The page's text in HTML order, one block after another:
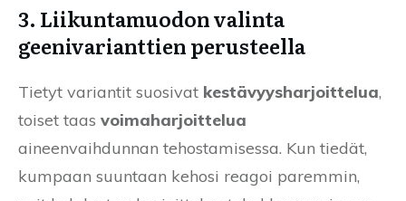
3. Liikuntamuodon valinta
geenivarianttien perusteella
Tietyt variantit suosivat kestävyysharjoittelua,
toiset taas voimaharjoittelua
aineenvaihdunnan tehostamisessa. Kun tiedät,
kumpaan suuntaan kehosi reagoi paremmin,